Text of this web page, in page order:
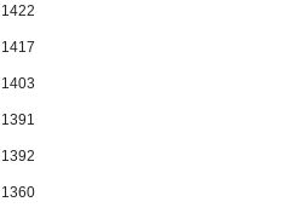
1422
1417
1403
1391
1392
1360